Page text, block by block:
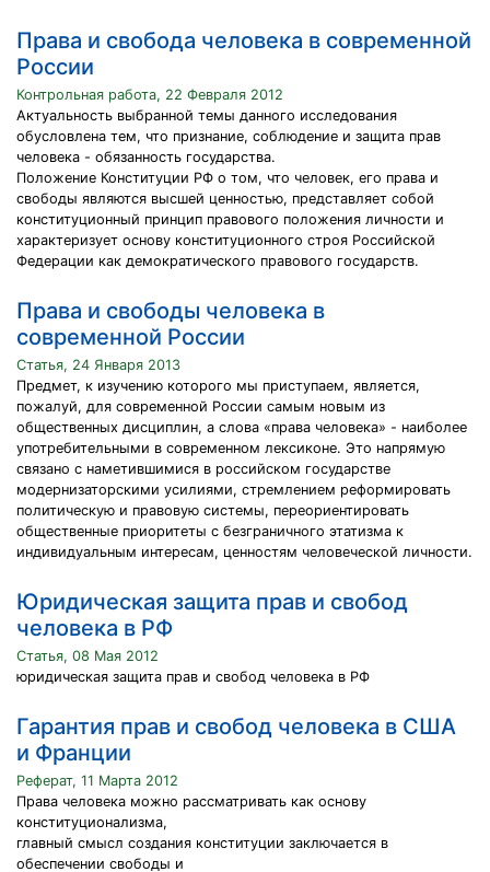
Права и свобода человека в современной
России
Контрольная работа, 22 Февраля 2012
Актуальность выбранной темы данного исследования
обусловлена тем, что признание, соблюдение и защита прав
человека - обязанность государства.
Положение Конституции РФ о том, что человек, его права и
свободы являются высшей ценностью, представляет собой
конституционный принцип правового положения личности и
характеризует основу конституционного строя Российской
Федерации как демократического правового государств.
Права и свободы человека в
современной России
Статья, 24 Января 2013
Предмет, к изучению которого мы приступаем, является,
пожалуй, для современной России самым новым из
общественных дисциплин, а слова «права человека» - наиболее
употребительными в современном лексиконе. Это напрямую
связано с наметившимися в российском государстве
модернизаторскими усилиями, стремлением реформировать
политическую и правовую системы, переориентировать
общественные приоритеты с безграничного этатизма к
индивидуальным интересам, ценностям человеческой личности.
Юридическая защита прав и свобод
человека в РФ
Статья, 08 Мая 2012
юридическая защита прав и свобод человека в РФ
Гарантия прав и свобод человека в США
и Франции
Реферат, 11 Марта 2012
Права человека можно рассматривать как основу
конституционализма,
главный смысл создания конституции заключается в
обеспечении свободы и